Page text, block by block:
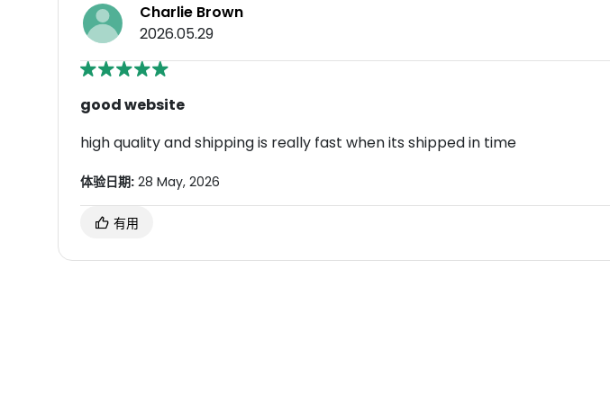
Charlie Brown
2026.05.29
good website
high quality and shipping is really fast when its shipped in time
体验日期: 28 May, 2026
有用